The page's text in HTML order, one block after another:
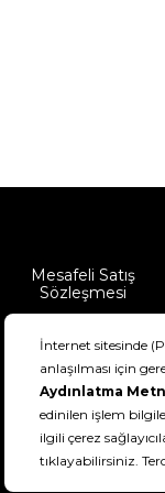
Mesafeli Satış
Sözleşmesi